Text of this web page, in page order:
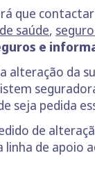
que contactar
saúde,
e
alteração da
seja pedida
de
de apoio